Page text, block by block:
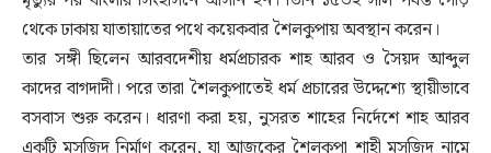
থেকে ঢাকায় যাতায়াতের পথে কয়েকবার শৈলকুপায় অবস্থান করেন।
তার সঙ্গী ছিলেন আরবদেশীয় ধর্মপ্রচারক শাহ আরব ও সৈয়দ আব্দুল
কাদের বাগদাদী। পরে তারা শৈলকুপাতেই ধর্ম প্রচারের উদ্দেশ্যে স্থায়ীভাবে
বসবাস শুরু করেন। ধারণা করা হয়, নুসরত শাহের নির্দেশে শাহ আরব